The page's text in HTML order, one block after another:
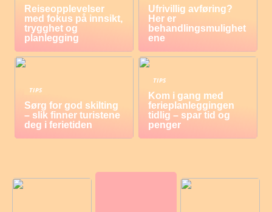
Reiseopplevelser
med fokus på innsikt,
trygghet og
planlegging
Ufrivillig avføring?
Her er
behandlingsmulighet
ene
TIPS
Sørg for god skilting
– slik finner turistene
deg i ferietiden
TIPS
Kom i gang med
ferieplanleggingen
tidlig – spar tid og
penger